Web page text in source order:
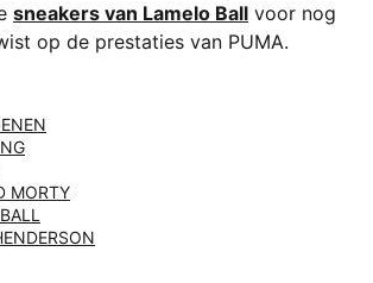
sneakers van Lamelo Ball voor nog
op de prestaties van PUMA.
MORTY